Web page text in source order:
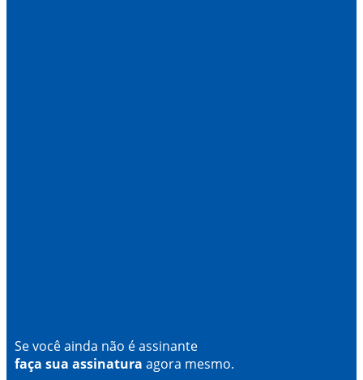
Se você ainda não é assinante
faça sua assinatura agora mesmo.